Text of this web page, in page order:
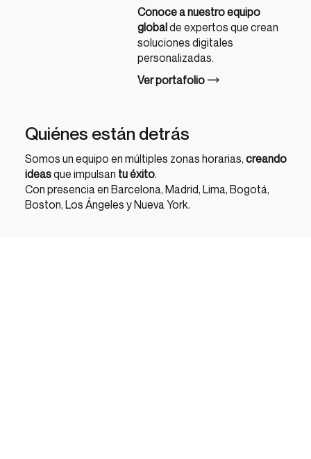
Quiénes están detrás
Somos un equipo en múltiples zonas horarias, creando
ideasque impulsan tu éxito.
Con presencia en Barcelona, Madrid, Lima, Bogotá,
Boston, Los Ángeles y Nueva York.
Conoce a nuestro equipo
globalde expertos que crean
soluciones digitales
personalizadas.
Ver portafolio